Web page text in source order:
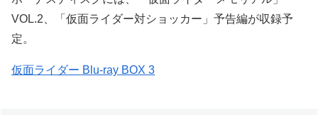
VOL.2、「仮面ライダー対ショッカー」予告編が収録予
定。
仮面ライダー Blu-ray BOX 3